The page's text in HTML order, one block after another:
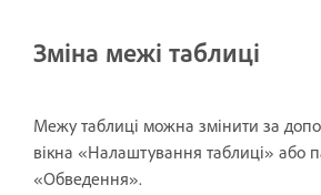
Зміна межі таблиці
Межу таблиці можна змінити за
вікна «Налаштування таблиці» або
«Обведення».